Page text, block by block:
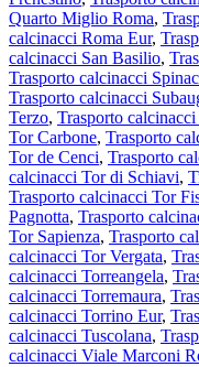
Quarto Miglio Roma,
calcinacci Roma Eur,
calcinacci San Basilio,
Trasporto calcinacci
Trasporto calcinacci
Terzo, Trasporto
Tor Carbone, Trasporto
Tor de Cenci, Trasporto
calcinacci Tor di Schiavi,
Trasporto calcinacci Tor
Pagnotta, Trasporto
Tor Sapienza, Trasporto
calcinacci Tor Vergata,
calcinacci Torreangela,
calcinacci Torremaura,
calcinacci Torrino Eur,
calcinacci Tuscolana,
calcinacci Viale Marconi